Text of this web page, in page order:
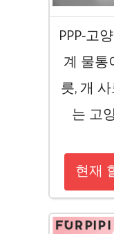
PPP-고
계 물통
릇, 개
는 고
현재